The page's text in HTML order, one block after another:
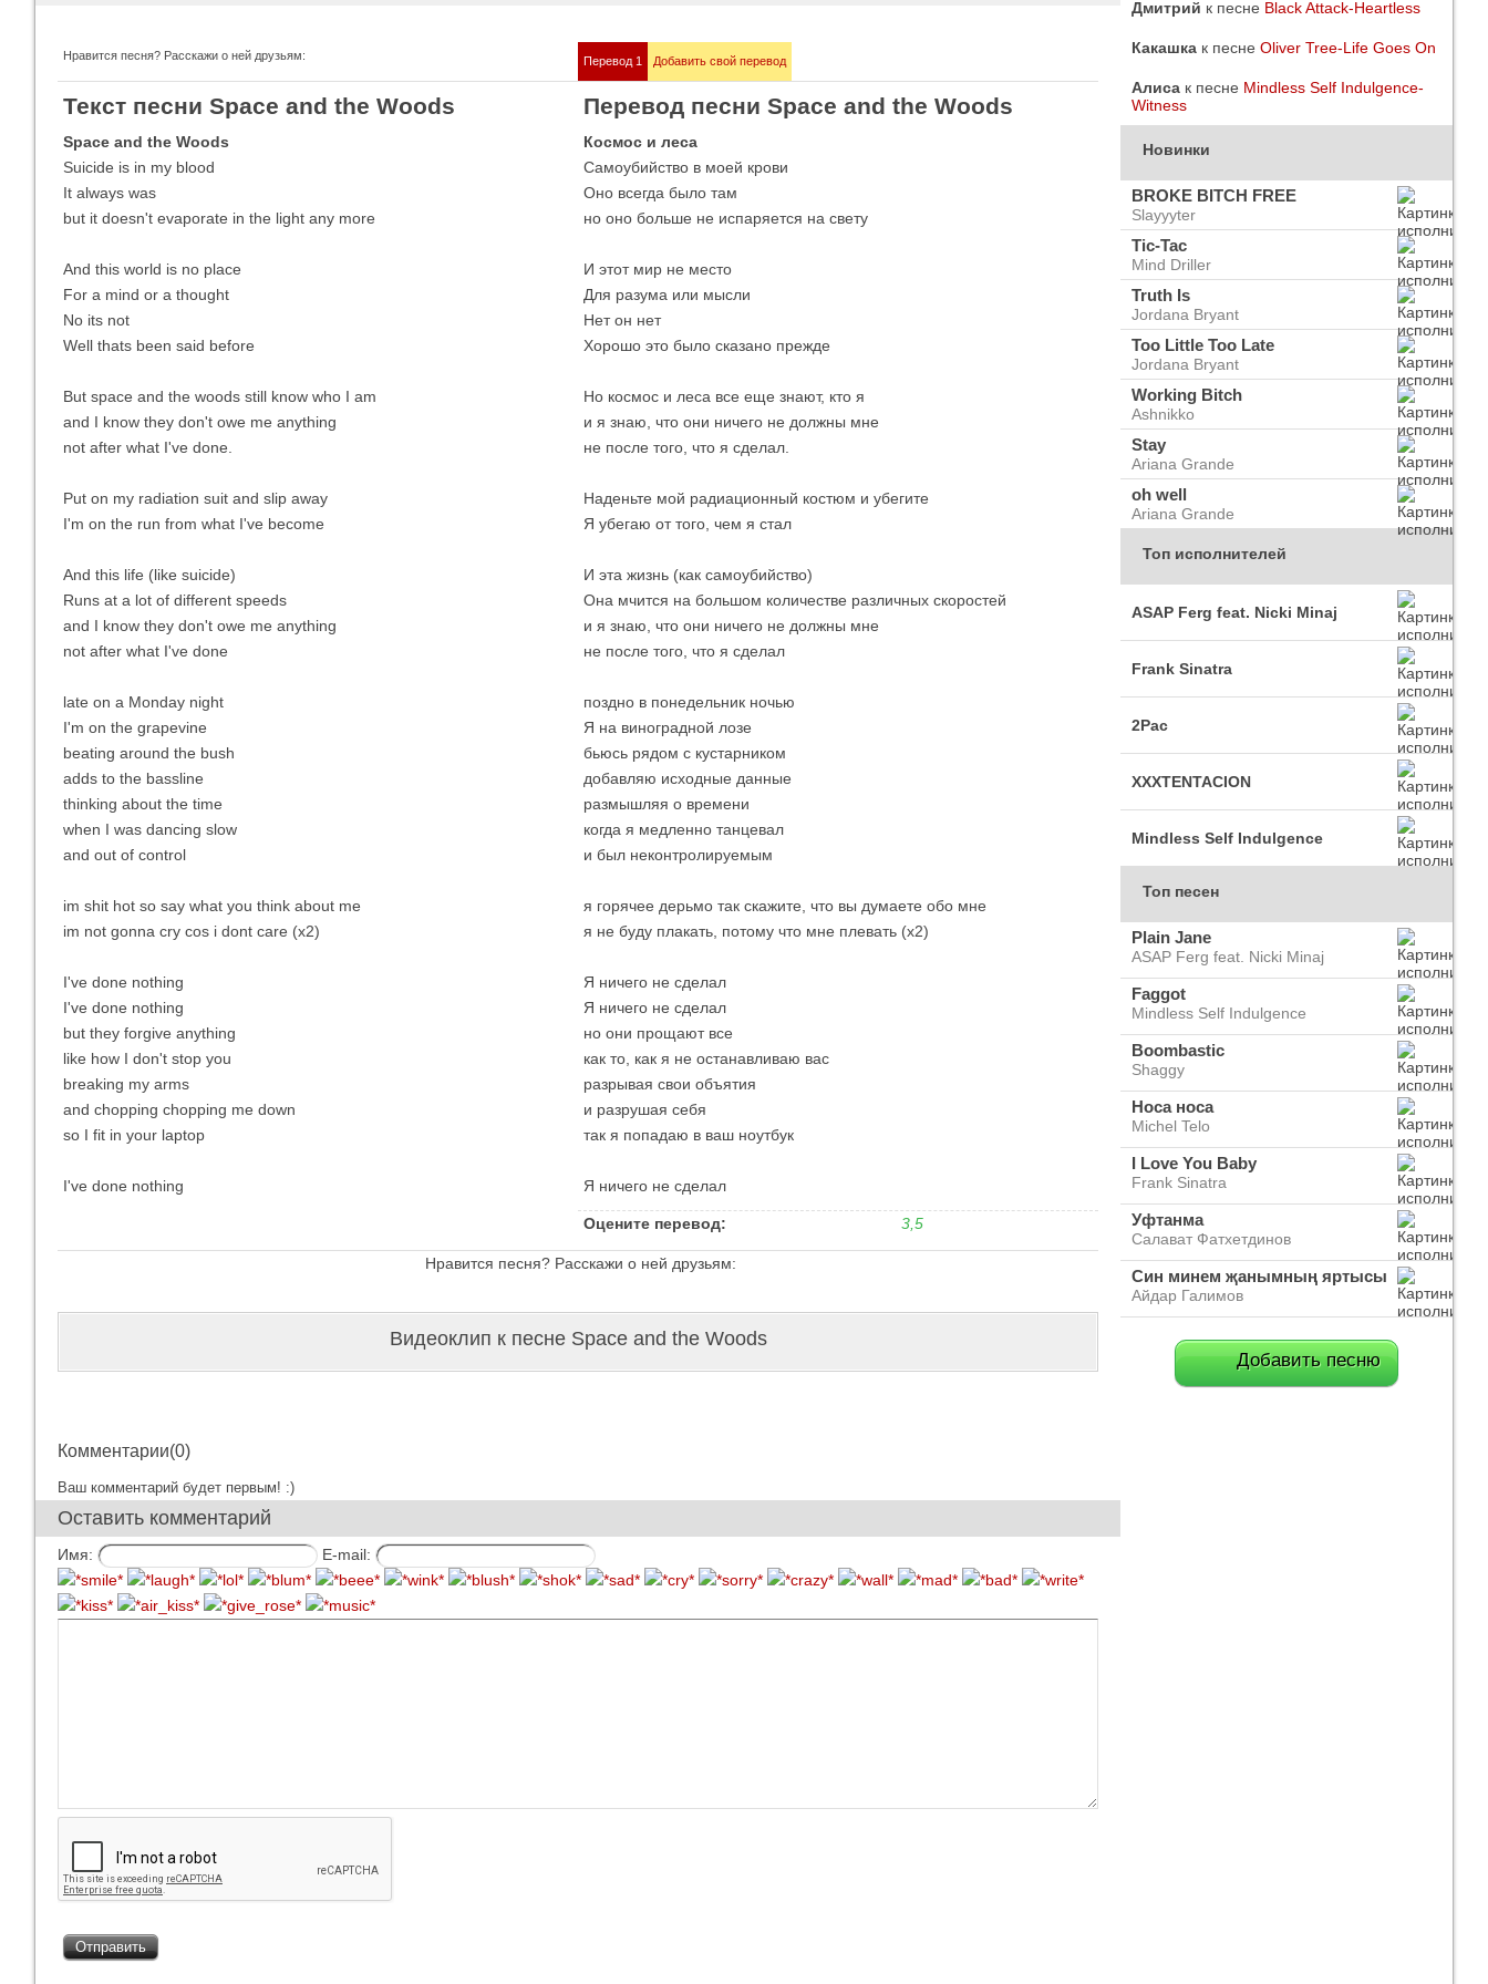
Imagine Dragons
Все песни
Demis Roussos
Все песни
Все песни OST 50 оттенков серого
Нравится песня? Расскажи о ней друзьям:
Текст песни Space and the Woods
Перевод 1 Добавить свой перевод
Перевод песни Space and the Woods
Space and the Woods
Suicide is in my blood
It always was
but it doesn't evaporate in the light any more
And this world is no place
For a mind or a thought
No its not
Well thats been said before
But space and the woods still know who I am
and I know they don't owe me anything
not after what I've done.
Put on my radiation suit and slip away
I'm on the run from what I've become
And this life (like suicide)
Runs at a lot of different speeds
and I know they don't owe me anything
not after what I've done
late on a Monday night
I'm on the grapevine
beating around the bush
adds to the bassline
thinking about the time
when I was dancing slow
and out of control
im shit hot so say what you think about me
im not gonna cry cos i dont care (x2)
I've done nothing
I've done nothing
but they forgive anything
like how I don't stop you
breaking my arms
and chopping chopping me down
so I fit in your laptop
I've done nothing
Космос и леса
Самоубийство в моей крови
Оно всегда было там
но оно больше не испаряется на свету
И этот мир не место
Для разума или мысли
Нет он нет
Хорошо это было сказано прежде
Но космос и леса все еще знают, кто я
и я знаю, что они ничего не должны мне
не после того, что я сделал.
Наденьте мой радиационный костюм и убегите
Я убегаю от того, чем я стал
И эта жизнь (как самоубийство)
Она мчится на большом количестве различных скоростей
и я знаю, что они ничего не должны мне
не после того, что я сделал
поздно в понедельник ночью
Я на виноградной лозе
бьюсь рядом с кустарником
добавляю исходные данные
размышляя о времени
когда я медленно танцевал
и был неконтролируемым
я горячее дерьмо так скажите, что вы думаете обо мне
я не буду плакать, потому что мне плевать (x2)
Я ничего не сделал
Я ничего не сделал
но они прощают все
как то, как я не останавливаю вас
разрывая свои объятия
и разрушая себя
так я попадаю в ваш ноутбук
Я ничего не сделал
Оцените перевод: 3,5
Нравится песня? Расскажи о ней друзьям:
Видеоклип к песне Space and the Woods
Комментарии(0)
Ваш комментарий будет первым! :)
Оставить комментарий
Имя: E-mail:
Дмитрий к песне Black Attack-Heartless
Какашка к песне Oliver Tree-Life Goes On
Алиса к песне Mindless Self Indulgence-
Witness
Новинки
BROKE BITCH FREE
Slayyyter
Tic-Tac
Mind Driller
Truth Is
Jordana Bryant
Too Little Too Late
Jordana Bryant
Working Bitch
Ashnikko
Stay
Ariana Grande
oh well
Ariana Grande
Топ исполнителей
ASAP Ferg feat. Nicki Minaj
Frank Sinatra
2Pac
XXXTENTACION
Mindless Self Indulgence
Топ песен
Plain Jane
ASAP Ferg feat. Nicki Minaj
Faggot
Mindless Self Indulgence
Boombastic
Shaggy
Носа носа
Michel Telo
I Love You Baby
Frank Sinatra
Уфтанма
Салават Фатхетдинов
Син минем җанымның яртысы
Айдар Галимов
Добавить песню